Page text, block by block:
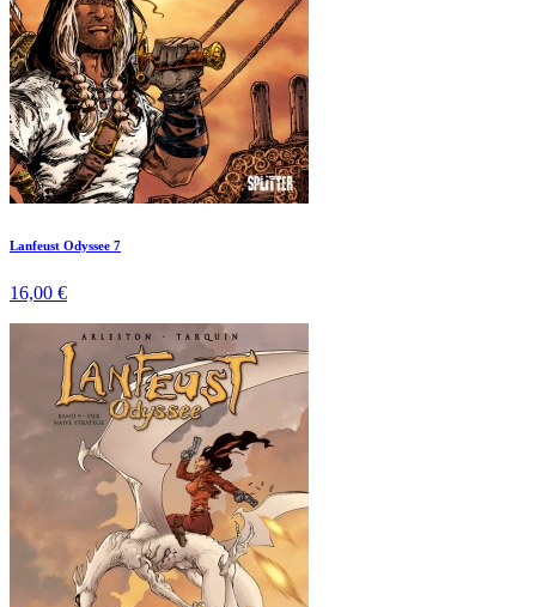
Lanfeust Odyssee 7
16,00 €